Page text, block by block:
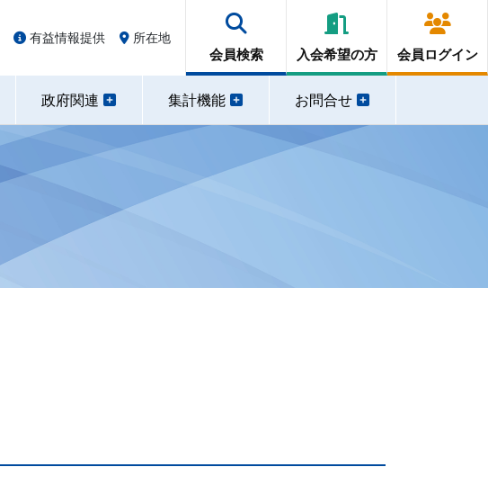
有益情報提供 所在地
会員検索 入会希望の方 会員ログイン
政府関連 集計機能 お問合せ